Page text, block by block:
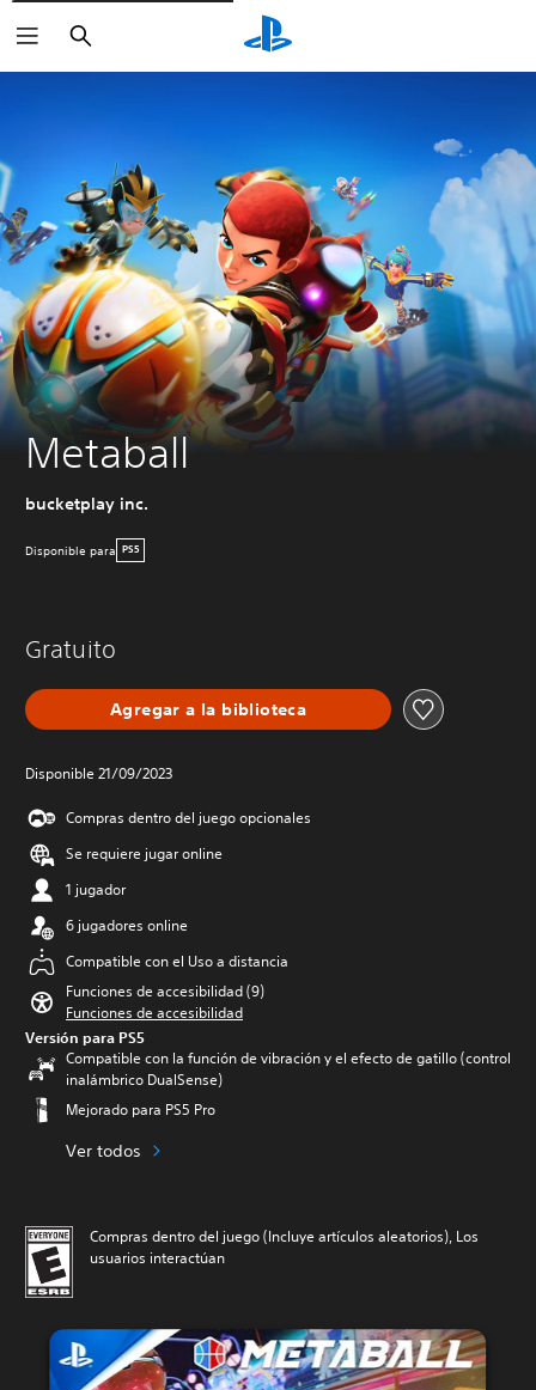
Buscar
Metaball
bucketplay inc.
Disponible para PS5
Gratuito
Agregar a la biblioteca
Disponible 21/09/2023
Compras dentro del juego opcionales
Se requiere jugar online
1 jugador
6 jugadores online
Compatible con el Uso a distancia
Funciones de accesibilidad (9)
Funciones de accesibilidad
Versión para PS5
Compatible con la función de vibración y el efecto de gatillo (control
inalámbrico DualSense)
Mejorado para PS5 Pro
Ver todos
Compras dentro del juego (Incluye artículos aleatorios), Los
usuarios interactúan